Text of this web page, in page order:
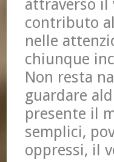
attraverso il
contributo
nelle
chiunque
Non resta
guardare
presente il
semplici,
oppressi, il